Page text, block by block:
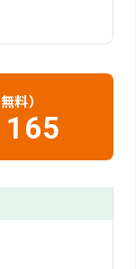
無料）